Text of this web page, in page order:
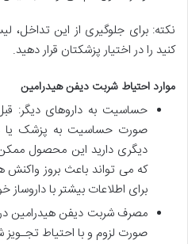
نکته: برای جلوگیری از این
کنید را در اختیار پزشکتان قرار دهید.
موارد احتیاط شربت دیفن هیدرامین
حساسیت به داروهای دیگر:
صورت حساسیت به پزشک یا
دیگری دارید این محصول
که می تواند باعث بروز
برای اطلاعات بیشتر با
مصرف شربت دیفن هیدرامین در
صورت لزوم و با احتیاط تجـویز